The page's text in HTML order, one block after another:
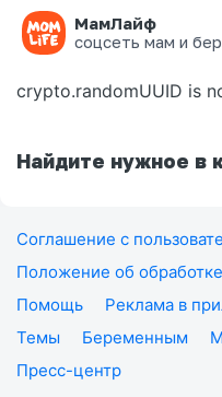
МамЛайф
соцсеть мам и
Ошибка на
crypto.randomUUID is
Найдите нужное в
Соглашение с
Положение об
Помощь
Реклама в
Темы
Беременным
Пресс-центр